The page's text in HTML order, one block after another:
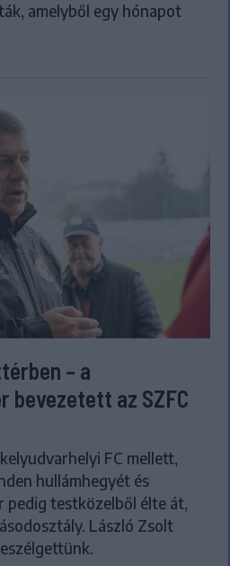
amelyből egy hónapot
– a
bevezetett az SZFC
FC mellett,
hullámhegyét és
pedig testközelből élte át,
László Zsolt